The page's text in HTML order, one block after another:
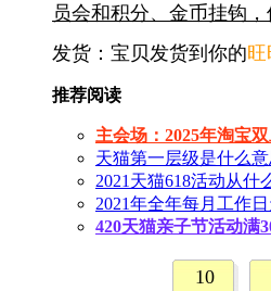
员会和积分、金币挂钩，
发货：宝贝发货到你的旺
推荐阅读
主会场：2025年淘宝
天猫第一层级是什么意
2021天猫618活动从什
2021年全年每月工作
420天猫亲子节活动满
10